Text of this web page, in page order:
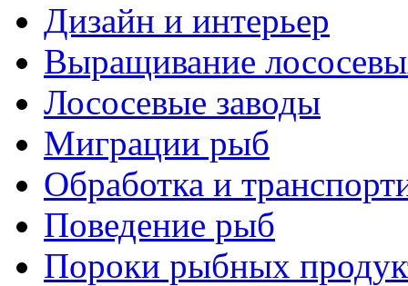
Дизайн и интерьер
Выращивание
Лососевые заводы
Миграции рыб
Обработка и
Поведение рыб
Пороки рыбных